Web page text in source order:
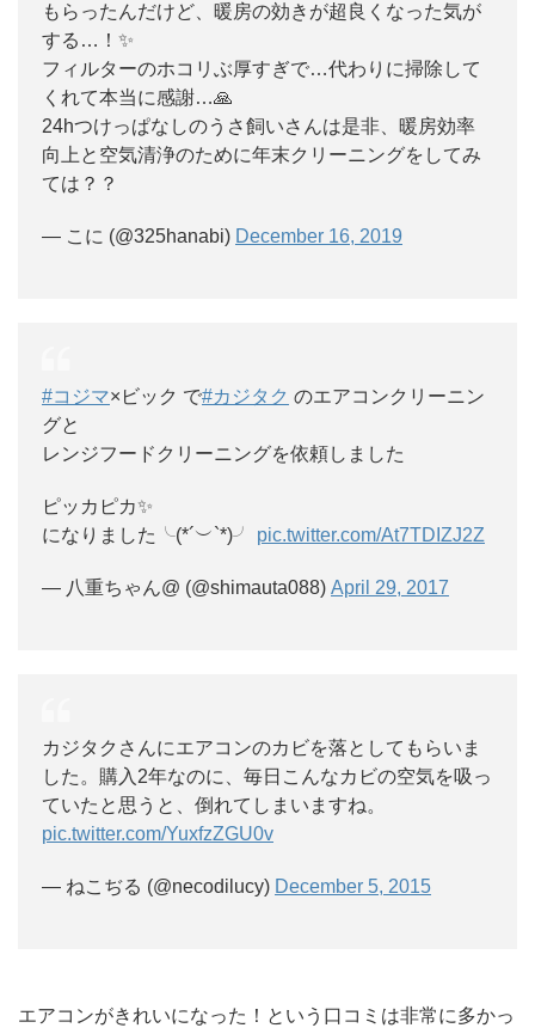
もらったんだけど、暖房の効きが超良くなった気が
する…！✨
フィルターのホコリぶ厚すぎで…代わりに掃除して
くれて本当に感謝…🙏
24hつけっぱなしのうさ飼いさんは是非、暖房効率
向上と空気清浄のために年末クリーニングをしてみ
ては？？
— こに (@325hanabi) December 16, 2019
#コジマ×ビック で#カジタク のエアコンクリーニン
グと
レンジフードクリーニングを依頼しました
ピッカピカ✨
になりました╰(*´︶`*)╯ pic.twitter.com/At7TDIZJ2Z
— 八重ちゃん@ (@shimauta088) April 29, 2017
カジタクさんにエアコンのカビを落としてもらいま
した。購入2年なのに、毎日こんなカビの空気を吸っ
ていたと思うと、倒れてしまいますね。
pic.twitter.com/YuxfzZGU0v
— ねこぢる (@necodilucy) December 5, 2015
エアコンがきれいになった！という口コミは非常に多かっ